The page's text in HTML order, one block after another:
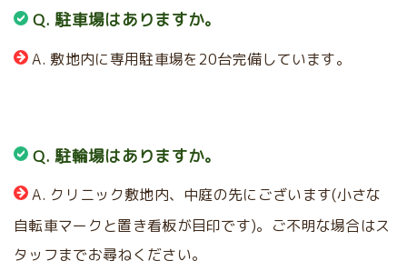
Q. 駐車場はありますか。
A. 敷地内に専用駐車場を20台完備しています。
Q. 駐輪場はありますか。
A. クリニック敷地内、中庭の先にございます(小さな
自転車マークと置き看板が目印です)。ご不明な場合はス
タッフまでお尋ねください。